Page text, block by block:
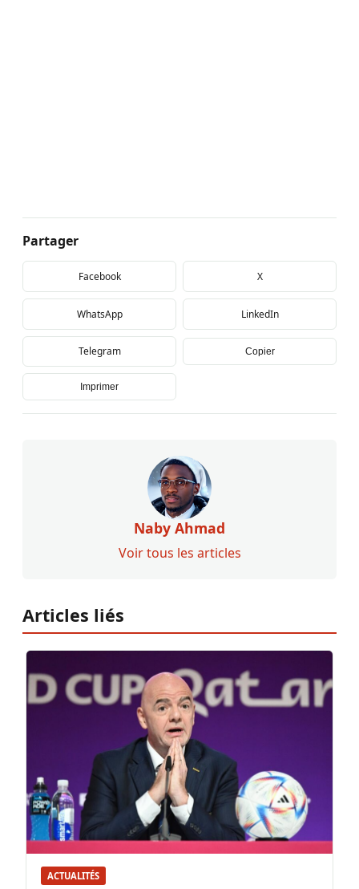
Partager
Facebook X
WhatsApp LinkedIn
Telegram Copier
Imprimer
Naby Ahmad
Voir tous les articles
Articles liés
ACTUALITÉS